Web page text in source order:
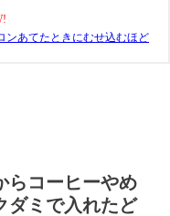
らコーヒーやめ
ダミで入れたど